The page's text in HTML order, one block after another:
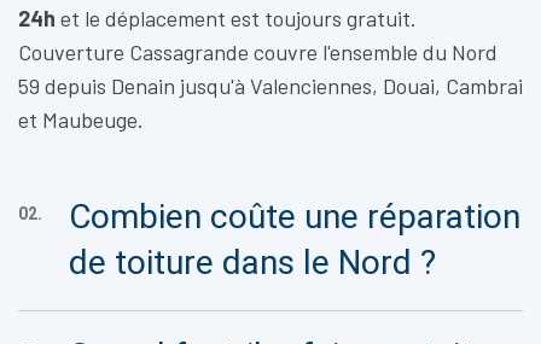
24h et le déplacement est toujours gratuit.
Couverture Cassagrande couvre l'ensemble du Nord
59 depuis Denain jusqu'à Valenciennes, Douai, Cambrai
et Maubeuge.
02.
Combien coûte une réparation
de toiture dans le Nord ?